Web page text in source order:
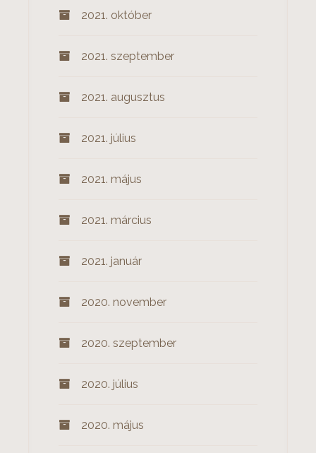
2021. október
2021. szeptember
2021. augusztus
2021. július
2021. május
2021. március
2021. január
2020. november
2020. szeptember
2020. július
2020. május